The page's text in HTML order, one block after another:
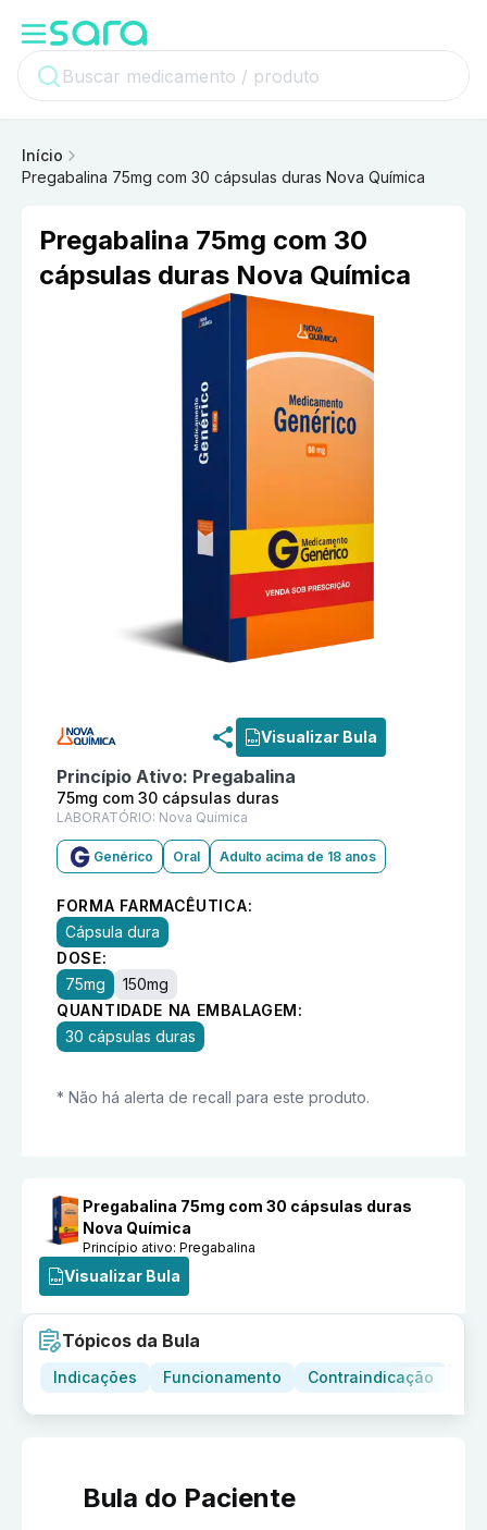
Início
Pregabalina 75mg com 30 cápsulas duras Nova Química
Pregabalina 75mg com 30
cápsulas duras Nova Química
Visualizar Bula
Princípio Ativo: Pregabalina
75mg com 30 cápsulas duras
LABORATÓRIO: Nova Química
Genérico Oral Adulto acima de 18 anos
FORMA FARMACÊUTICA:
Cápsula dura
DOSE:
75mg
150mg
QUANTIDADE NA EMBALAGEM:
30 cápsulas duras
* Não há alerta de recall para este produto.
Pregabalina 75mg com 30 cápsulas duras
Nova Química
Princípio ativo:Pregabalina
Visualizar Bula
Tópicos da Bula
Indicações Funcionamento Contraindicação
Bula do Paciente